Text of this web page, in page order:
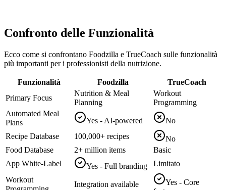
Confronto delle Funzionalità
Ecco come si confrontano Foodzilla e TrueCoach sulle funzionalità
più importanti per i professionisti della nutrizione.
Funzionalità Foodzilla
TrueCoach
Primary Focus
Nutrition & Meal
Planning
Workout
Programming
Automated Meal
Plans
Yes - AI-powered
No
Recipe Database
100,000+ recipes
No
Food Database
2+ million items
Basic
App White-Label
Yes - Full branding
Limitato
Workout
Integration available
Yes - Core